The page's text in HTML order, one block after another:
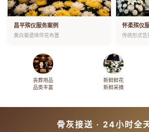
昌平殡仪服务案例
黄白菊遗体伴花布置
怀柔殡仪
传统形式告
丧葬用品
品类丰富
新鲜鲜花
新鲜采摘
骨灰接送 · 24小时全